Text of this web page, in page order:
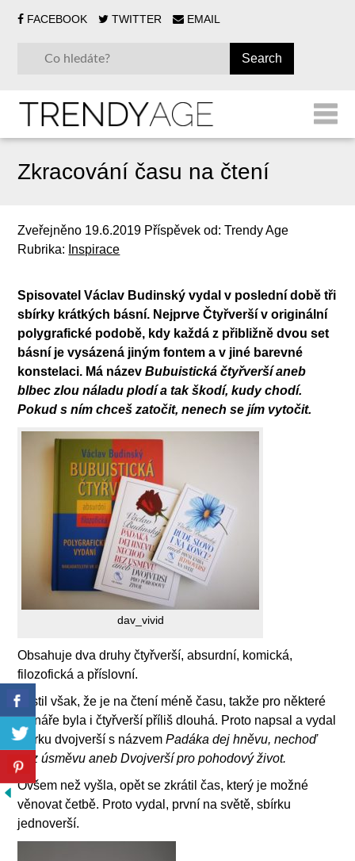
FACEBOOK TWITTER EMAIL
Zkracování času na čtení
Zveřejněno 19.6.2019 Příspěvek od:Trendy Age
Rubrika: Inspirace
Spisovatel Václav Budinský vydal v poslední době tři
sbírky krátkých básní. Nejprve Čtyřverší v originální
polygrafické podobě, kdy každá z přibližně dvou set
básní je vysázená jiným fontem a v jiné barevné
konstelaci. Má názevBubuistická čtyřverší aneb
blbec zlou náladu plodí a tak škodí, kudy chodí.
Pokud s ním chceš zatočit, nenech se jím vytočit.
dav_vivid
Obsahuje dva druhy čtyřverší, absurdní, komická,
filozofická a příslovní.
Zjistil však, že je na čtení méně času, takže pro některé
čtenáře byla i čtyřverší příliš dlouhá. Proto napsal a vydal
sbírku dvojverší s názvemPadáka dej hněvu, nechoď
bez úsměvu aneb Dvojverší pro pohodový život.
Ovšem než vyšla, opět se zkrátil čas, který je možné
věnovat četbě. Proto vydal, první na světě, sbírku
jednoverší.